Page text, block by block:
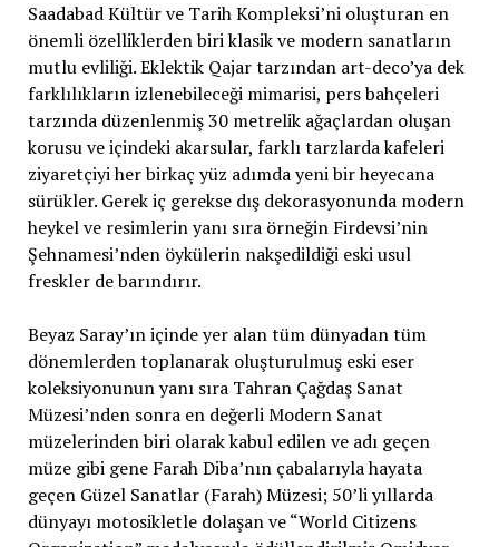
Saadabad Kültür ve Tarih Kompleksi’ni oluşturan en
önemli özelliklerden biri klasik ve modern sanatların
mutlu evliliği. Eklektik Qajar tarzından art-deco’ya dek
farklılıkların izlenebileceği mimarisi, pers bahçeleri
tarzında düzenlenmiş 30 metrelik ağaçlardan oluşan
korusu ve içindeki akarsular, farklı tarzlarda kafeleri
ziyaretçiyi her birkaç yüz adımda yeni bir heyecana
sürükler. Gerek iç gerekse dış dekorasyonunda modern
heykel ve resimlerin yanı sıra örneğin Firdevsi’nin
Şehnamesi’nden öykülerin nakşedildiği eski usul
freskler de barındırır.
Beyaz Saray’ın içinde yer alan tüm dünyadan tüm
dönemlerden toplanarak oluşturulmuş eski eser
koleksiyonunun yanı sıra Tahran Çağdaş Sanat
Müzesi’nden sonra en değerli Modern Sanat
müzelerinden biri olarak kabul edilen ve adı geçen
müze gibi gene Farah Diba’nın çabalarıyla hayata
geçen Güzel Sanatlar (Farah) Müzesi; 50’li yıllarda
dünyayı motosikletle dolaşan ve “World Citizens